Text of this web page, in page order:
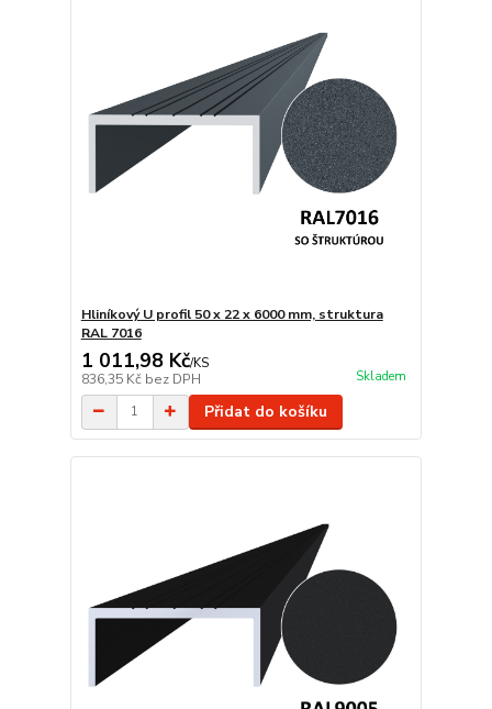
Hliníkový U profil 50 x 22 x 6000 mm, struktura
RAL 7016
1 011,98 Kč/KS
836,35 Kč bez DPH Skladem
Přidat do košíku